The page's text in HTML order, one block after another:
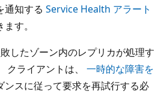
通知する Service Health アラート
す。
したゾーン内のレプリカが処理す
クライアントは、 一時的な障害を
ンスに従って要求を再試行する必